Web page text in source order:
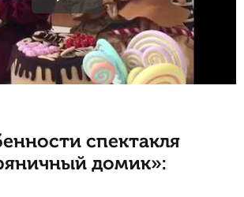
спектакля
домик»: